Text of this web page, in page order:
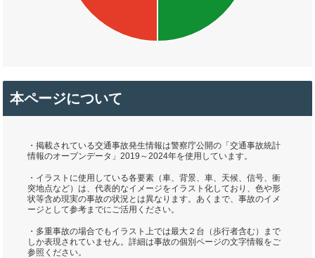
本ページについて
・掲載されている交通事故発生情報は警察庁公開の「交通事故統計
情報のオープンデータ」2019～2024年を使用しています。
・イラストに使用している各要素（車、背景、車、天候、信号、衝
突地点など）は、代表的なイメージをイラスト化しており、色や形
状等含め現実の事故の状況とは異なります。あくまで、事故のイメ
ージとして参考までにご活用ください。
・多重事故の場合でもイラスト上では最大２台（歩行者含む）まで
しか表現されていません。詳細は事故の個別ページの文字情報をご
参照ください。